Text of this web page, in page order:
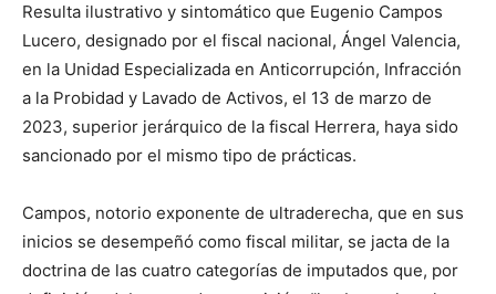
Resulta ilustrativo y sintomático que Eugenio Campos
Lucero, designado por el fiscal nacional, Ángel Valencia,
en la Unidad Especializada en Anticorrupción, Infracción
a la Probidad y Lavado de Activos, el 13 de marzo de
2023, superior jerárquico de la fiscal Herrera, haya sido
sancionado por el mismo tipo de prácticas.
Campos, notorio exponente de ultraderecha, que en sus
inicios se desempeñó como fiscal militar, se jacta de la
doctrina de las cuatro categorías de imputados que, por